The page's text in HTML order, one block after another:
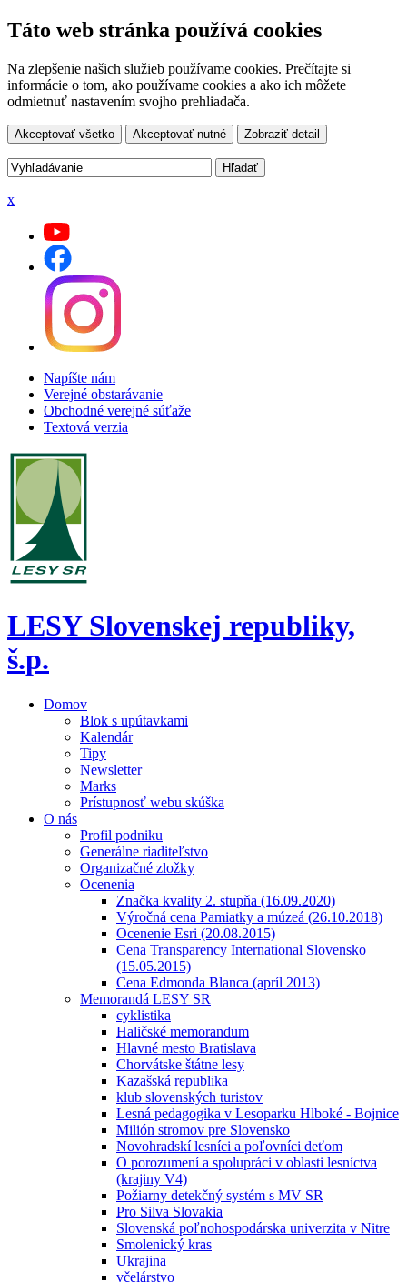
Táto web stránka používá cookies
Na zlepšenie našich služieb používame cookies. Prečítajte si
informácie o tom, ako používame cookies a ako ich môžete
odmietnuť nastavením svojho prehliadača.
Akceptovať všetko Akceptovať nutné Zobraziť detail
x
Napíšte nám
Verejné obstarávanie
Obchodné verejné súťaže
Textová verzia
LESY Slovenskej republiky,
š.p.
Domov
Blok s upútavkami
Kalendár
Tipy
Newsletter
Marks
Prístupnosť webu skúška
O nás
Profil podniku
Generálne riaditeľstvo
Organizačné zložky
Ocenenia
Značka kvality 2. stupňa (16.09.2020)
Výročná cena Pamiatky a múzeá (26.10.2018)
Ocenenie Esri (20.08.2015)
Cena Transparency International Slovensko
(15.05.2015)
Cena Edmonda Blanca (apríl 2013)
Memorandá LESY SR
cyklistika
Haličské memorandum
Hlavné mesto Bratislava
Chorvátske štátne lesy
Kazašská republika
klub slovenských turistov
Lesná pedagogika v Lesoparku Hlboké - Bojnice
Milión stromov pre Slovensko
Novohradskí lesníci a poľovníci deťom
O porozumení a spolupráci v oblasti lesníctva
(krajiny V4)
Požiarny detekčný systém s MV SR
Pro Silva Slovakia
Slovenská poľnohospodárska univerzita v Nitre
Smolenický kras
Ukrajina
včelárstvo